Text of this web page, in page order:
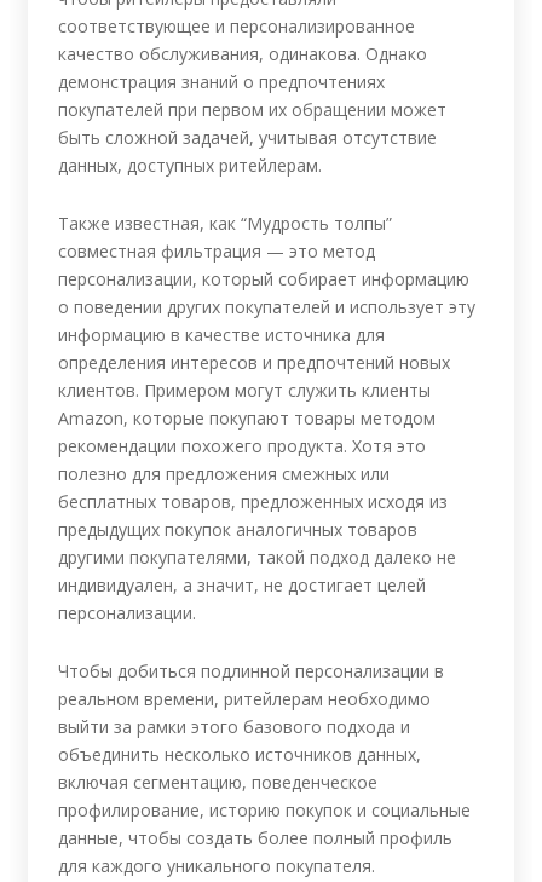
соответствующее и персонализированное
качество обслуживания, одинакова. Однако
демонстрация знаний о предпочтениях
покупателей при первом их обращении может
быть сложной задачей, учитывая отсутствие
данных, доступных ритейлерам.
Также известная, как “Мудрость толпы”
совместная фильтрация — это метод
персонализации, который собирает информацию
о поведении других покупателей и использует эту
информацию в качестве источника для
определения интересов и предпочтений новых
клиентов. Примером могут служить клиенты
Amazon, которые покупают товары методом
рекомендации похожего продукта. Хотя это
полезно для предложения смежных или
бесплатных товаров, предложенных исходя из
предыдущих покупок аналогичных товаров
другими покупателями, такой подход далеко не
индивидуален, а значит, не достигает целей
персонализации.
Чтобы добиться подлинной персонализации в
реальном времени, ритейлерам необходимо
выйти за рамки этого базового подхода и
объединить несколько источников данных,
включая сегментацию, поведенческое
профилирование, историю покупок и социальные
данные, чтобы создать более полный профиль
для каждого уникального покупателя.